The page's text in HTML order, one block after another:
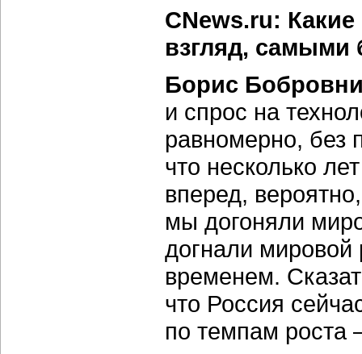
CNews.ru:
взгляд, самыми
Борис
и спрос на
равномерно, без
что несколько
вперед,
мы догоняли
догнали мировой
временем.
что Россия
по темпам роста